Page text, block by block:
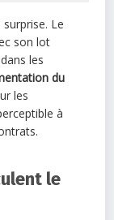
Le
son lot
les
du
les
à
le